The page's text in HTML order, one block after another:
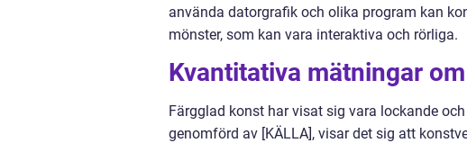
använda datorgrafik och olika program kan
mönster, som kan vara interaktiva och rörliga.
Kvantitativa mätningar
Färgglad konst har visat sig vara lockande
genomförd av [KÄLLA], visar det sig att